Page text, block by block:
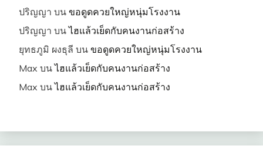
ปริญญา บน ขอดูดควยใหญ่หนุ่มโรงงาน
ปริญญา บนไฮแล้วเย็ดกับคนงานก่อสร้าง
ยุทธภูมิ ผงธุลี บน ขอดูดควยใหญ่หนุ่มโรงงาน
Max บนไฮแล้วเย็ดกับคนงานก่อสร้าง
Max บนไฮแล้วเย็ดกับคนงานก่อสร้าง